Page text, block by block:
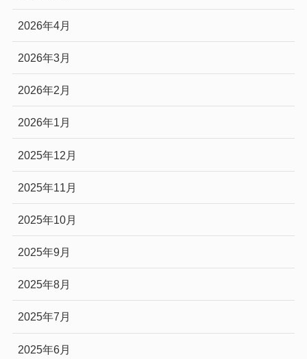
2026年4月
2026年3月
2026年2月
2026年1月
2025年12月
2025年11月
2025年10月
2025年9月
2025年8月
2025年7月
2025年6月